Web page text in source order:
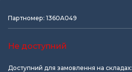
Партномер: 1360A049
Не доступний
Доступний для замовлення на складах: